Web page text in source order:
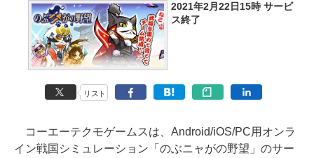
2021年2月22日15時 サービ
ス終了
リスト
コーエーテクモゲームスは、Android/iOS/PC用オンラ
イン戦国シミュレーション「のぶニャがの野望」のサー